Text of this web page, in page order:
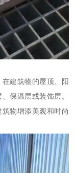
建筑物的屋顶、阳
保温层或装饰层。
物增添美观和时尚